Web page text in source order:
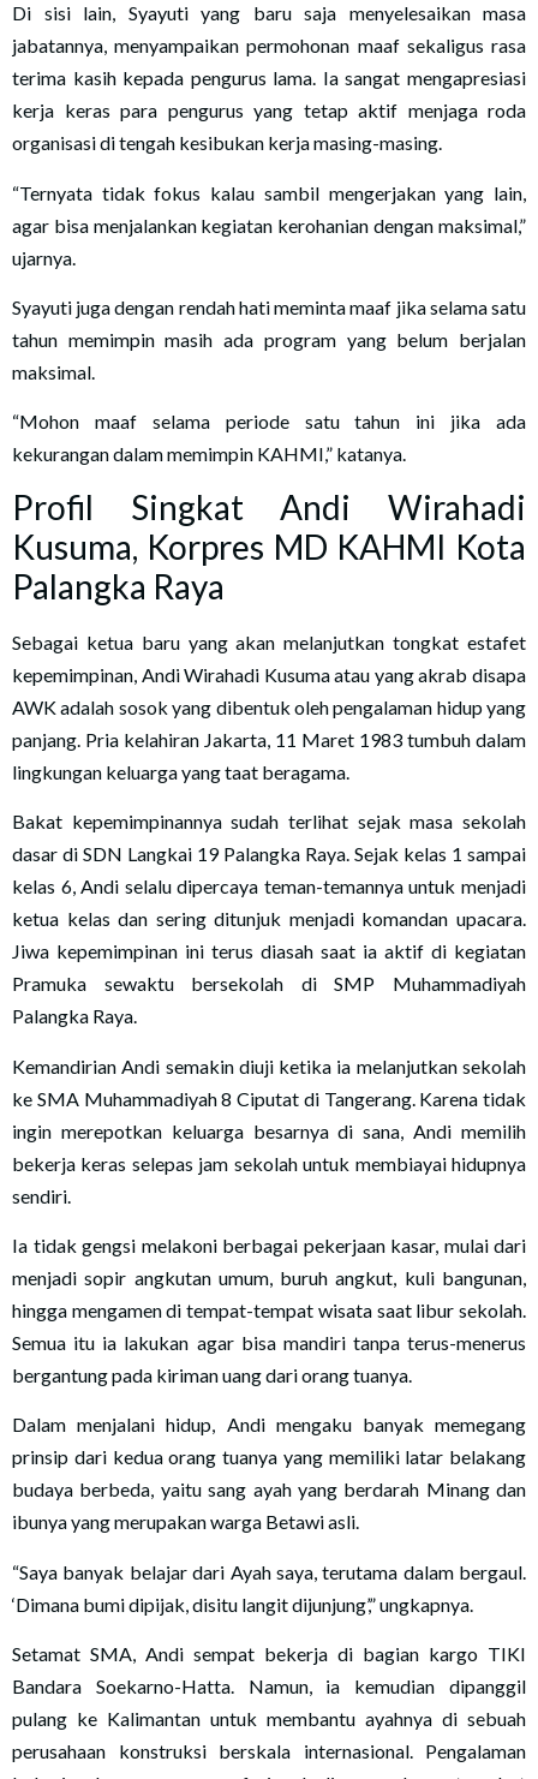
Di sisi lain, Syayuti yang baru saja menyelesaikan masa
jabatannya, menyampaikan permohonan maaf sekaligus rasa
terima kasih kepada pengurus lama. Ia sangat mengapresiasi
kerja keras para pengurus yang tetap aktif menjaga roda
organisasi di tengah kesibukan kerja masing-masing.
“Ternyata tidak fokus kalau sambil mengerjakan yang lain,
agar bisa menjalankan kegiatan kerohanian dengan maksimal,”
ujarnya.
Syayuti juga dengan rendah hati meminta maaf jika selama satu
tahun memimpin masih ada program yang belum berjalan
maksimal.
“Mohon maaf selama periode satu tahun ini jika ada
kekurangan dalam memimpin KAHMI,” katanya.
Profil Singkat Andi Wirahadi
Kusuma, Korpres MD KAHMI Kota
Palangka Raya
Sebagai ketua baru yang akan melanjutkan tongkat estafet
kepemimpinan, Andi Wirahadi Kusuma atau yang akrab disapa
AWK adalah sosok yang dibentuk oleh pengalaman hidup yang
panjang. Pria kelahiran Jakarta, 11 Maret 1983 tumbuh dalam
lingkungan keluarga yang taat beragama.
Bakat kepemimpinannya sudah terlihat sejak masa sekolah
dasar di SDN Langkai 19 Palangka Raya. Sejak kelas 1 sampai
kelas 6, Andi selalu dipercaya teman-temannya untuk menjadi
ketua kelas dan sering ditunjuk menjadi komandan upacara.
Jiwa kepemimpinan ini terus diasah saat ia aktif di kegiatan
Pramuka sewaktu bersekolah di SMP Muhammadiyah
Palangka Raya.
Kemandirian Andi semakin diuji ketika ia melanjutkan sekolah
ke SMA Muhammadiyah 8 Ciputat di Tangerang. Karena tidak
ingin merepotkan keluarga besarnya di sana, Andi memilih
bekerja keras selepas jam sekolah untuk membiayai hidupnya
sendiri.
Ia tidak gengsi melakoni berbagai pekerjaan kasar, mulai dari
menjadi sopir angkutan umum, buruh angkut, kuli bangunan,
hingga mengamen di tempat-tempat wisata saat libur sekolah.
Semua itu ia lakukan agar bisa mandiri tanpa terus-menerus
bergantung pada kiriman uang dari orang tuanya.
Dalam menjalani hidup, Andi mengaku banyak memegang
prinsip dari kedua orang tuanya yang memiliki latar belakang
budaya berbeda, yaitu sang ayah yang berdarah Minang dan
ibunya yang merupakan warga Betawi asli.
“Saya banyak belajar dari Ayah saya, terutama dalam bergaul.
‘Dimana bumi dipijak, disitu langit dijunjung’,” ungkapnya.
Setamat SMA, Andi sempat bekerja di bagian kargo TIKI
Bandara Soekarno-Hatta. Namun, ia kemudian dipanggil
pulang ke Kalimantan untuk membantu ayahnya di sebuah
perusahaan konstruksi berskala internasional. Pengalaman